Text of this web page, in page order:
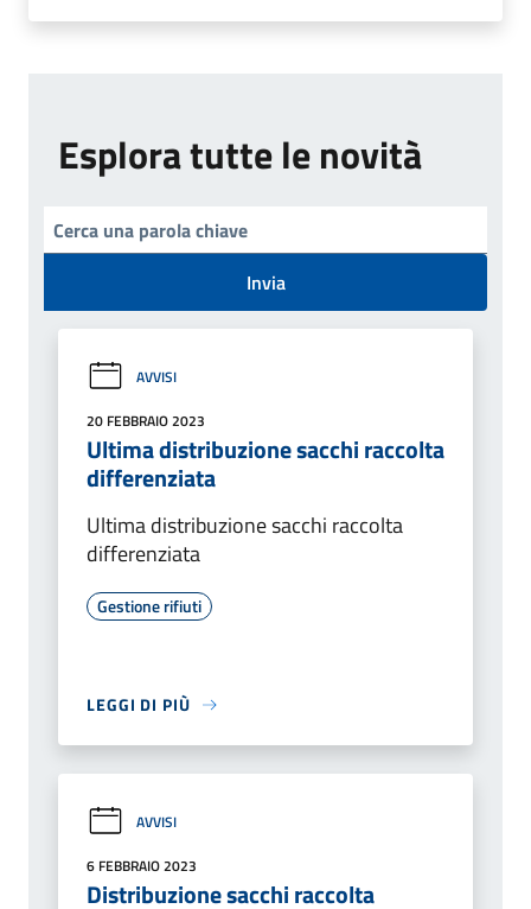
Esplora tutte le novità
Invia
AVVISI
20 FEBBRAIO 2023
Ultima distribuzione sacchi raccolta
differenziata
Ultima distribuzione sacchi raccolta
differenziata
Gestione rifiuti
LEGGI DI PIÙ
AVVISI
6 FEBBRAIO 2023
Distribuzione sacchi raccolta